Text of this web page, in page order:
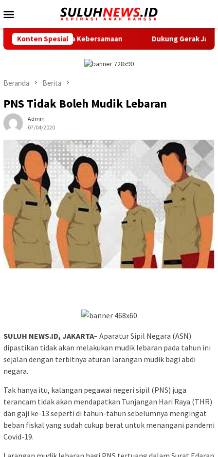
ke
Mobile
Konten Spesial
Kebersamaan Dukung Gerak Jalan Santai HUT RI,
Beranda Berita
PNS Tidak Boleh Mudik Lebaran
Admin
07/04/2020
SULUH NEWS.ID, JAKARTA– Aparatur Sipil Negara (ASN)
dipastikan tidak akan melakukan mudik lebaran pada tahun ini
sejalan dengan terbitnya aturan larangan mudik bagi abdi
negara.
Tak hanya itu, kalangan pegawai negeri sipil (PNS) juga
terancam tidak akan mendapatkan Tunjangan Hari Raya (THR)
dan gaji ke-13 seperti di tahun-tahun sebelumnya mengingat
beban fiskal yang sudah cukup berat untuk menangani pandemi
Covid-19.